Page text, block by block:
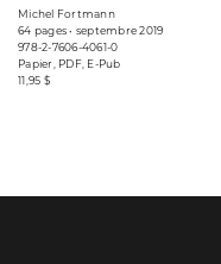
Michel Fortmann
64 pages • septembre 2019
978-2-7606-4061-0
Papier, PDF, E-Pub
11,95 $